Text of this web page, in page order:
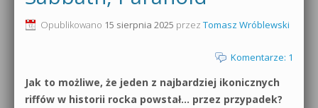
Produkcja muzyczna od podstaw
Sound Forge od podstaw
0dB.pl - informacje
Materiały dla mediów
Opublikowano 15 sierpnia 2025 przez Tomasz Wróblewski
Komentarze: 1
Jak to możliwe, że jeden z najbardziej ikonicznych
riffów w historii rocka powstał… przez przypadek?